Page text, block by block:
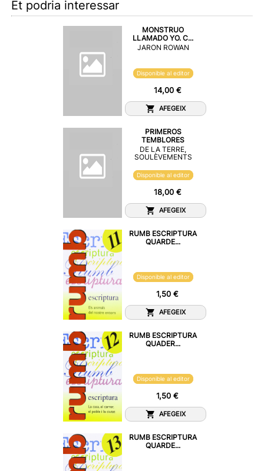
Et podria interessar
MONSTRUO
LLAMADO YO. C...
JARON ROWAN
Disponible al editor
14,00 €
AFEGEIX
PRIMEROS
TEMBLORES
DE LA TERRE,
SOULÈVEMENTS
Disponible al editor
18,00 €
AFEGEIX
RUMB ESCRIPTURA
QUARDE...
Disponible al editor
1,50 €
AFEGEIX
RUMB ESCRIPTURA
QUADER...
Disponible al editor
1,50 €
AFEGEIX
RUMB ESCRIPTURA
QUARDE...